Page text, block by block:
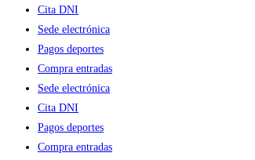
Cita DNI
Sede electrónica
Pagos deportes
Compra entradas
Sede electrónica
Cita DNI
Pagos deportes
Compra entradas